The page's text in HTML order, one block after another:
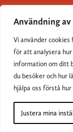
Användning
Vi använder
för att analysera hur
information om ditt
du besöker och hur
hjälpa oss förstå
Justera mina